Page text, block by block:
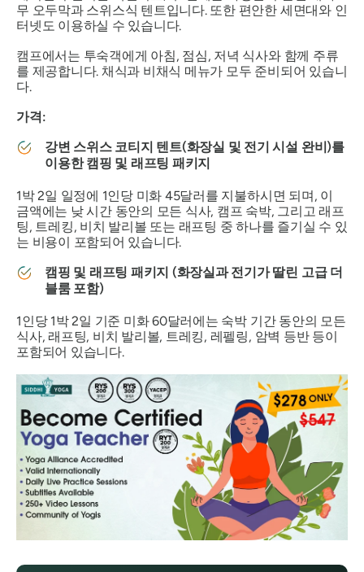
무 오두막과 스위스식 텐트입니다. 또한 편안한 세면대와 인
터넷도 이용하실 수 있습니다.
캠프에서는 투숙객에게 아침, 점심, 저녁 식사와 함께 주류
를 제공합니다. 채식과 비채식 메뉴가 모두 준비되어 있습니
다.
가격:
강변 스위스 코티지 텐트(화장실 및 전기 시설 완비)를
이용한 캠핑 및 래프팅 패키지
1박 2일 일정에 1인당 미화 45달러를 지불하시면 되며, 이
금액에는 낮 시간 동안의 모든 식사, 캠프 숙박, 그리고 래프
팅, 트레킹, 비치 발리볼 또는 래프팅 중 하나를 즐기실 수 있
는 비용이 포함되어 있습니다.
캠핑 및 래프팅 패키지 (화장실과 전기가 딸린 고급 더
블룸 포함)
1인당 1박 2일 기준 미화 60달러에는 숙박 기간 동안의 모든
식사, 래프팅, 비치 발리볼, 트레킹, 레펠링, 암벽 등반 등이
포함되어 있습니다.